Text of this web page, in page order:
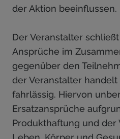
der Aktion beeinflussen.
Der Veranstalter
Ansprüche im
gegenüber den
der Veranstalter
fahrlässig. Hiervon
Ersatzansprüche
Produkthaftung und der